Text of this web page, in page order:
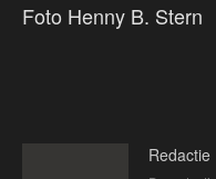
Foto Henny B. Stern
Redactie